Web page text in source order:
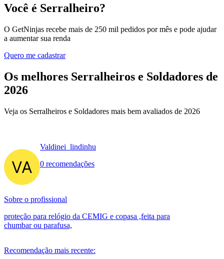
Você é Serralheiro?
O GetNinjas recebe mais de 250 mil pedidos por mês e pode ajudar
a aumentar sua renda
Quero me cadastrar
Os melhores Serralheiros e Soldadores de
2026
Veja os Serralheiros e Soldadores mais bem avaliados de 2026
Valdinei_lindinhu
0 recomendações
Sobre o profissional
proteção para relógio da CEMIG e copasa ,feita para
chumbar ou parafusa,
Recomendação mais recente: